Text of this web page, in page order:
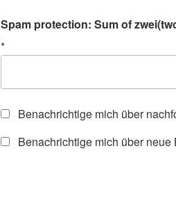
Spam protection: Sum of
*
Benachrichtige mich über
Benachrichtige mich über neue